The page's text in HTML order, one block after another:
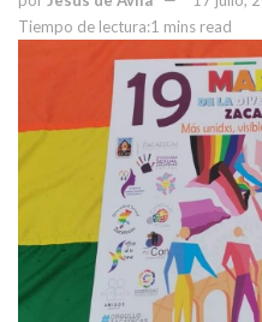
Tiempo de lectura:1 mins read